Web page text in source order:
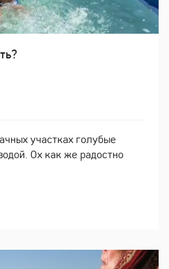
участках голубые
Ох как же радостно